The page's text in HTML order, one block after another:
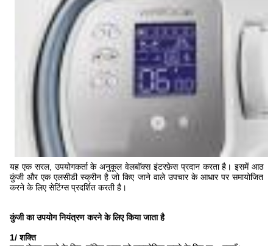
यह एक सरल, उपयोगकर्ता के अनुकूल वेलबॉक्स इंटरफ़ेस प्रदान करता है। इसमें आठ
कुंजी और एक एलसीडी स्क्रीन है जो किए जाने वाले उपचार के आधार पर समायोजित
करने के लिए सेटिंग्स प्रदर्शित करती है।
कुंजी का उपयोग नियंत्रण करने के लिए किया जाता है
1/ शक्ति